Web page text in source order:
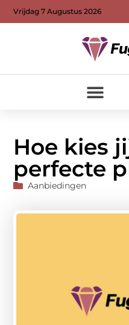
Vrijdag 7 Augustus 2026
Hoe kies
perfecte
Aanbiedingen